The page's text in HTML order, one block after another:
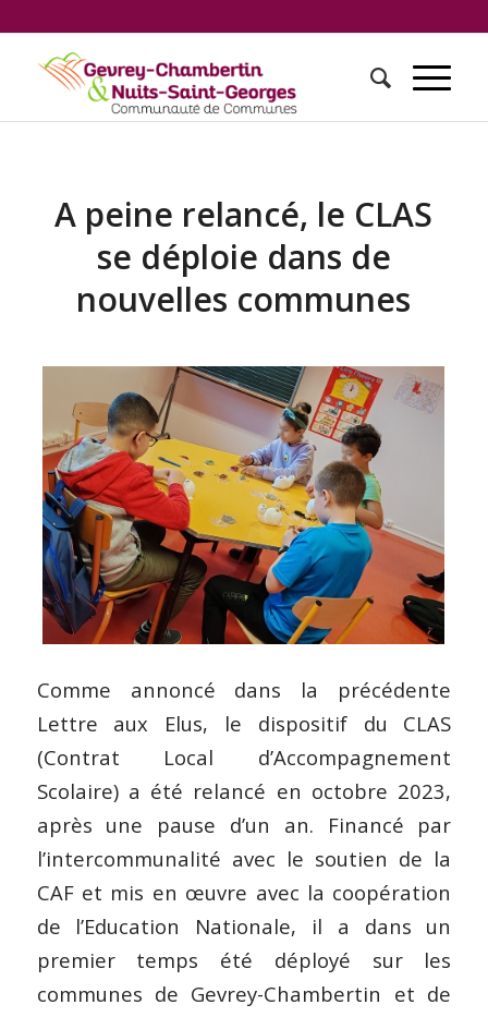
A peine relancé, le CLAS
se déploie dans de
nouvelles communes
Comme annoncé dans la précédente
Lettre aux Elus, le dispositif du CLAS
(Contrat Local d’Accompagnement
Scolaire) a été relancé en octobre 2023,
après une pause d’un an. Financé par
l’intercommunalité avec le soutien de la
CAF et mis en œuvre avec la coopération
de l’Education Nationale, il a dans un
premier temps été déployé sur les
communes de Gevrey-Chambertin et de